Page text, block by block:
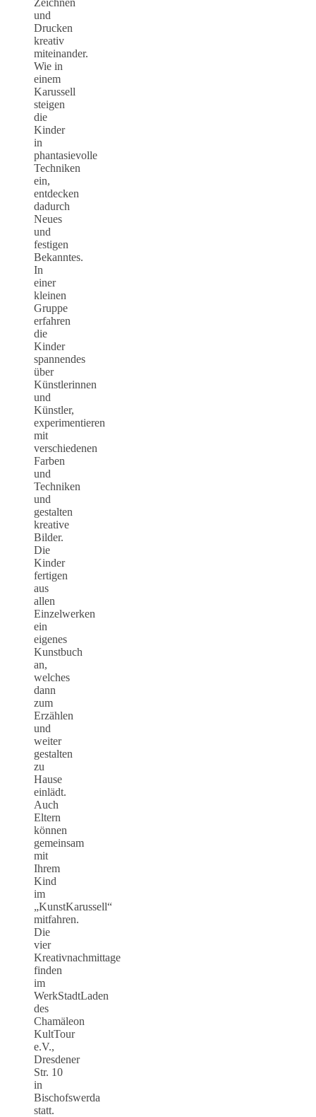
und
Drucken
kreativ
miteinander.
Wie in
einem
Karussell
steigen
die
Kinder
in
phantasievolle
Techniken
ein,
entdecken
dadurch
Neues
und
festigen
Bekanntes.
In
einer
kleinen
Gruppe
erfahren
die
Kinder
spannendes
über
Künstlerinnen
und
Künstler,
experimentieren
mit
verschiedenen
Farben
und
Techniken
und
gestalten
kreative
Bilder.
Die
Kinder
fertigen
aus
allen
Einzelwerken
ein
eigenes
Kunstbuch
an,
welches
dann
zum
Erzählen
und
weiter
gestalten
zu
Hause
einlädt.
Auch
Eltern
können
gemeinsam
mit
Ihrem
Kind
im
„KunstKarussell“
mitfahren.
Die
vier
Kreativnachmittage
finden
im
WerkStadtLaden
des
Chamäleon
KultTour
e.V.,
Dresdener
Str. 10
in
Bischofswerda
statt.